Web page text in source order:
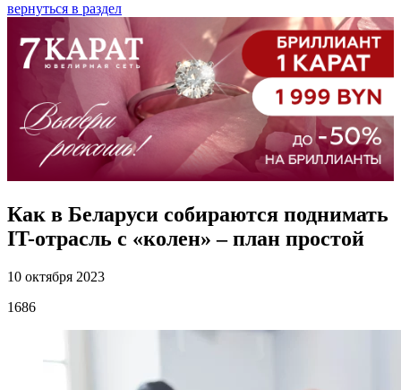
вернуться в раздел
Как в Беларуси собираются поднимать
IT-отрасль с «колен» – план простой
10 октября 2023
1686